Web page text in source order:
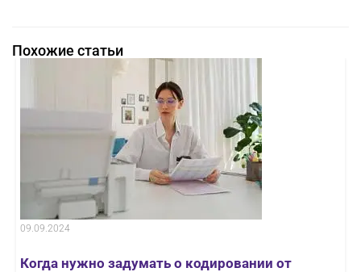
Похожие статьи
09.09.2024
Когда нужно задумать о кодировании от